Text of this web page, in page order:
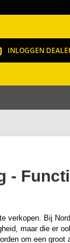
INLOGGEN
-
verkopen. Bij
maar die er
om een groot